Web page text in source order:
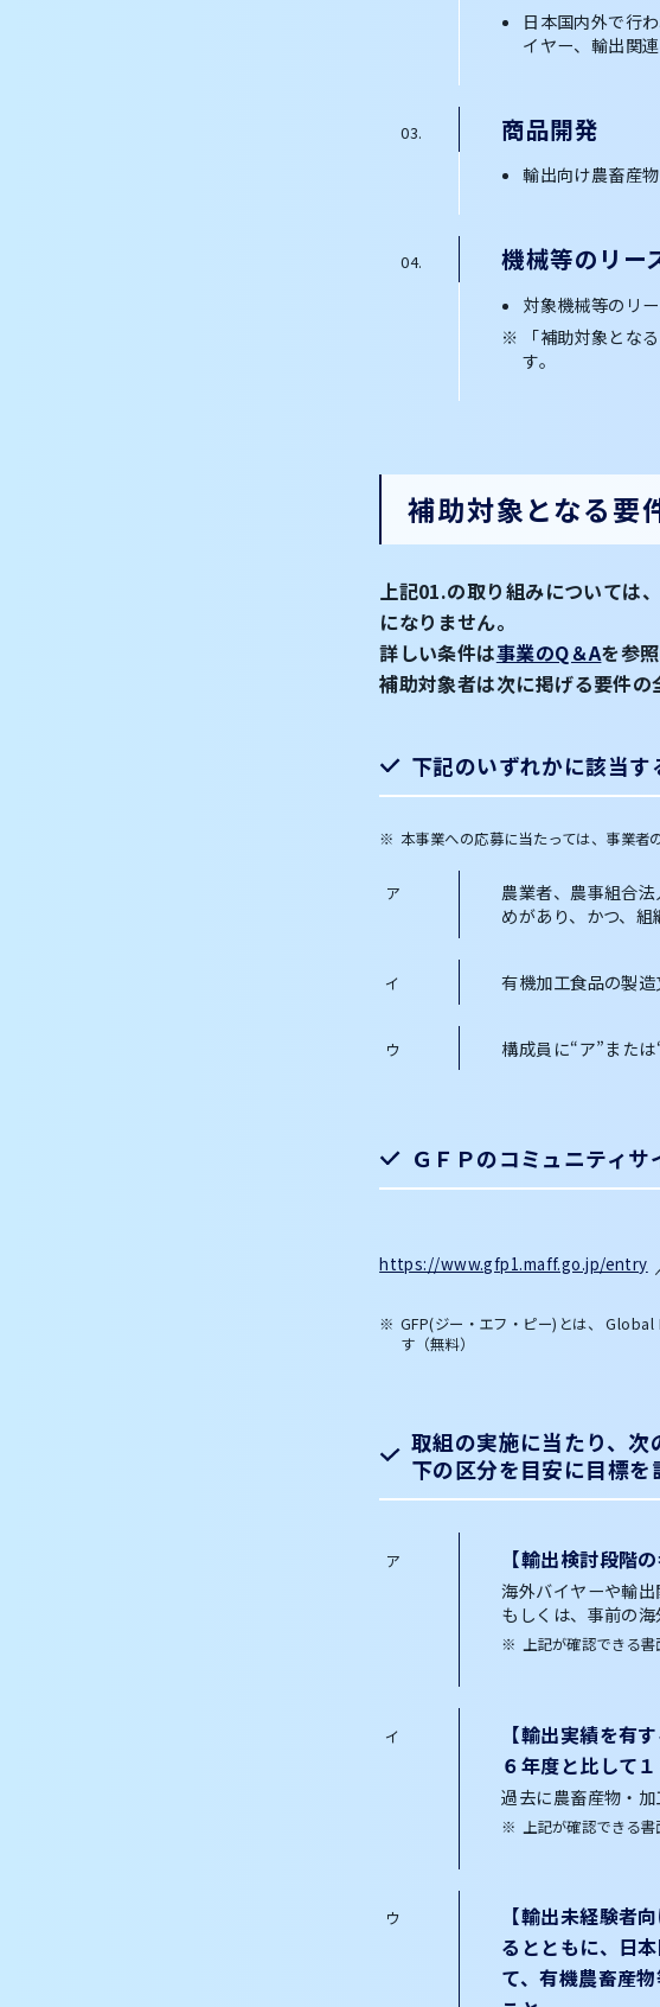
日本国内外で行
イヤー、輸出関
商品開発
輸出向け農畜産
機械等のリー
対象機械等のリ
「補助対象とな
す。
補助対象となる要
上記01.の取り組みについては
になりません。
詳しい条件は事業のQ＆Aを参
補助対象者は次に掲げる要件の
下記のいずれかに該当す
本事業への応募に当たっては、事業者
農業者、農事組合
めがあり、かつ、
有機加工食品の製
構成員に“ア”また
ＧＦＰのコミュニティサ
https://www.gfp1.maff.go.jp/entry
GFP(ジー・エフ・ピー)とは、
す（無料）
取組の実施に当たり、
下の区分を目安に目標を
【輸出検討段階
海外バイヤーや輸
もしくは、事前の
上記が確認できる書
【輸出実績を有
６年度と比して
過去に農畜産物・
上記が確認できる書
【輸出未経験者
るとともに、日
て、有機農畜産